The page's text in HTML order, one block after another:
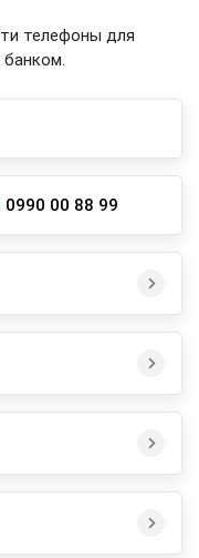
телефоны для
банком.
0990 00 88 99